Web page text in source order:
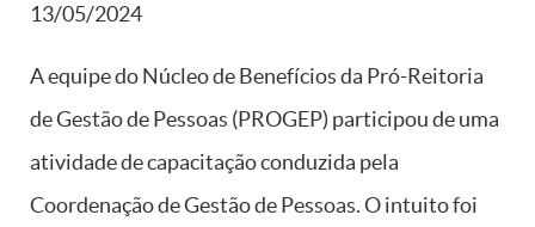
13/05/2024
A equipe do Núcleo de Benefícios da Pró-Reitoria
de Gestão de Pessoas (PROGEP) participou de uma
atividade de capacitação conduzida pela
Coordenação de Gestão de Pessoas. O intuito foi